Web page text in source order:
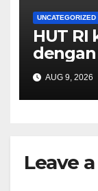
UNCATEGORIZED
HUT RI
yang
AUG 9, 2026
Leave